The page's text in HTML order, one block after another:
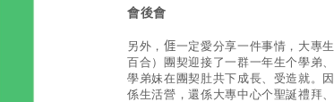
會後會
另外，𠊎一定愛分享一件事情，大專
百合）團契迎接了一群一年生个學弟
學弟妹在團契肚共下成長、受造就。
係生活營，還係大專中心个聖誕禮拜